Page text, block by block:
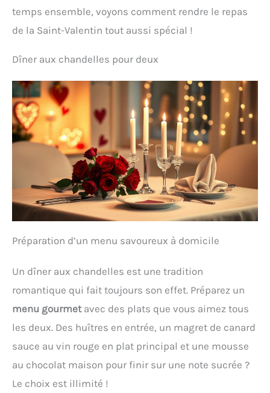
temps ensemble, voyons comment rendre le repas
de la Saint-Valentin tout aussi spécial !
Dîner aux chandelles pour deux
Préparation d’un menu savoureux à domicile
Un dîner aux chandelles est une tradition
romantique qui fait toujours son effet. Préparez un
menu gourmetavec des plats que vous aimez tous
les deux. Des huîtres en entrée, un magret de canard
sauce au vin rouge en plat principal et une mousse
au chocolat maison pour finir sur une note sucrée ?
Le choix est illimité !